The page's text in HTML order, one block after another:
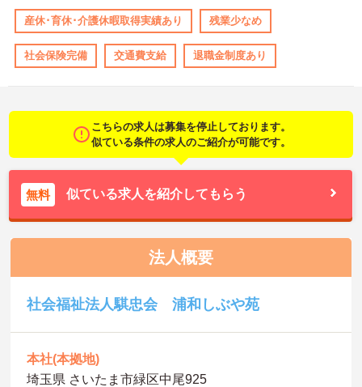
産休･育休･介護休暇取得実績あり 残業少なめ
社会保険完備 交通費支給 退職金制度あり
こちらの求人は募集を停止しております。
似ている条件の求人のご紹介が可能です。
無料 似ている求人を紹介してもらう
法人概要
社会福祉法人騏忠会 浦和しぶや苑
本社(本拠地)
埼玉県 さいたま市緑区中尾925